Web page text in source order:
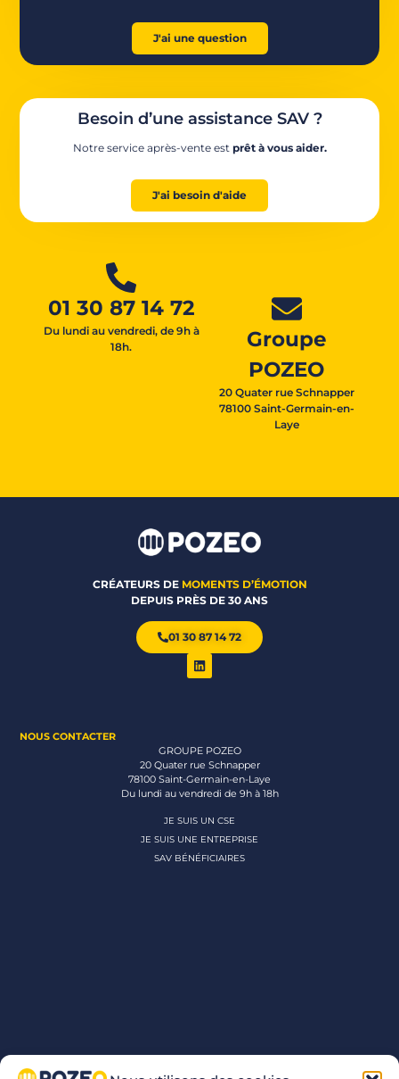
J'ai une question
Besoin d’une assistance SAV ?
Notre service après-vente est prêt à vous aider.
J'ai besoin d'aide
01 30 87 14 72
Du lundi au vendredi, de 9h à
18h.
Groupe
POZEO
20 Quater rue Schnapper
78100 Saint-Germain-en-
Laye
CRÉATEURS DE MOMENTS D’ÉMOTION
DEPUIS PRÈS DE 30 ANS
01 30 87 14 72
NOUS CONTACTER
GROUPE POZEO
20 Quater rue Schnapper
78100 Saint-Germain-en-Laye
Du lundi au vendredi de 9h à 18h
JE SUIS UN CSE
JE SUIS UNE ENTREPRISE
SAV BÉNÉFICIAIRES